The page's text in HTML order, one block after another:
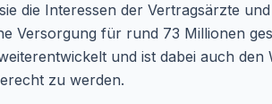
die Interessen der Vertragsärzte
Versorgung für rund 73 Millionen
und ist dabei auch den
zu werden.